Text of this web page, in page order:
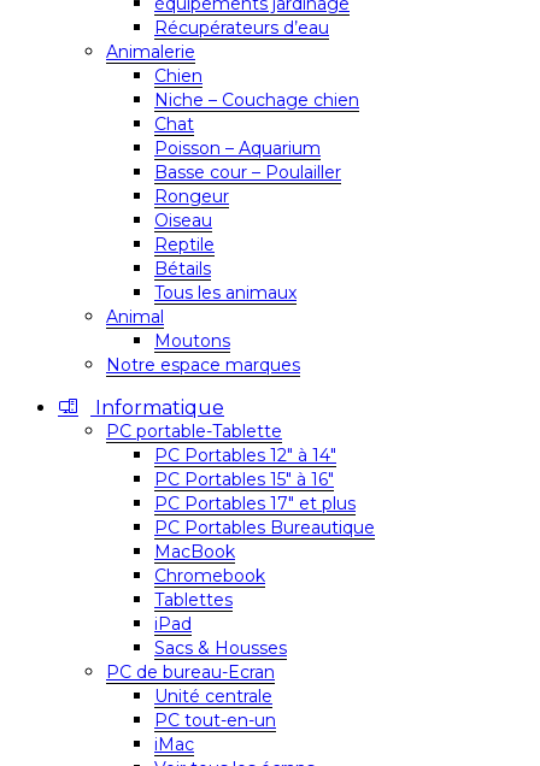
Récupérateurs d’eau
Animalerie
Chien
Niche – Couchage chien
Chat
Poisson – Aquarium
Basse cour – Poulailler
Rongeur
Oiseau
Reptile
Bétails
Tous les animaux
Animal
Moutons
Notre espace marques
Informatique
PC portable-Tablette
PC Portables 12″ à 14″
PC Portables 15″ à 16″
PC Portables 17″ et plus
PC Portables Bureautique
MacBook
Chromebook
Tablettes
iPad
Sacs & Housses
PC de bureau-Ecran
Unité centrale
PC tout-en-un
iMac